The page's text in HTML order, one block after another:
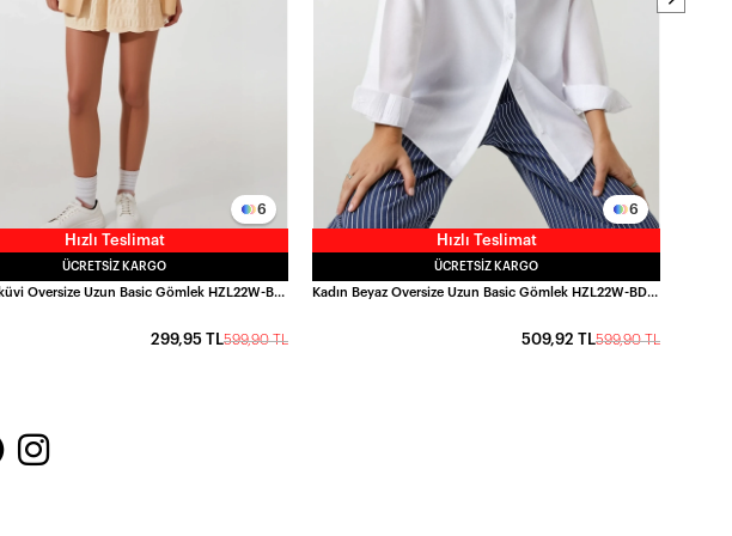
Hızlı Teslimat
6
ÜCRETSIZ KARGO
Kadın Bisküvi Oversize Uzun Basic Gömlek HZL22W-BD139001
599,90 TL
299,95 TL
Hızlı Teslimat
6
ÜCRETSIZ KARGO
Kadın Beyaz Oversize Uzun Basic Gömlek HZL22W-BD139001
599,90 TL
509,92 TL